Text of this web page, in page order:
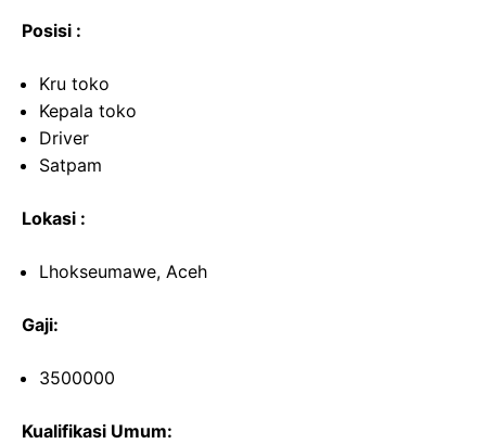
Posisi :
Kru toko
Kepala toko
Driver
Satpam
Lokasi :
Lhokseumawe, Aceh
Gaji:
3500000
Kualifikasi Umum: